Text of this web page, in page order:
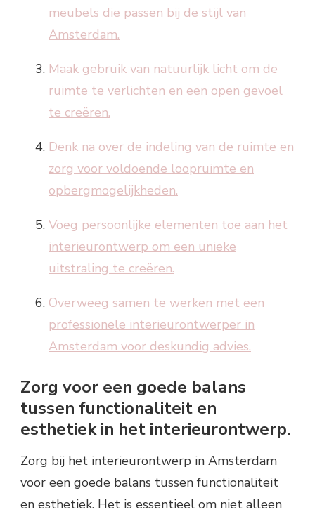
meubels die passen bij de stijl van
Amsterdam.
Maak gebruik van natuurlijk licht om de
ruimte te verlichten en een open gevoel
te creëren.
Denk na over de indeling van de ruimte en
zorg voor voldoende loopruimte en
opbergmogelijkheden.
Voeg persoonlijke elementen toe aan het
interieurontwerp om een unieke
uitstraling te creëren.
Overweeg samen te werken met een
professionele interieurontwerper in
Amsterdam voor deskundig advies.
Zorg voor een goede balans
tussen functionaliteit en
esthetiek in het interieurontwerp.
Zorg bij het interieurontwerp in Amsterdam
voor een goede balans tussen functionaliteit
en esthetiek. Het is essentieel om niet alleen